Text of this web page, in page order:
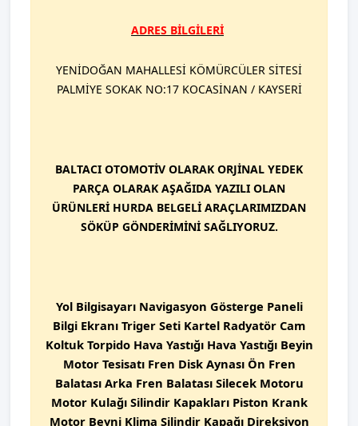
ADRES BİLGİLERİ
YENİDOĞAN MAHALLESİ KÖMÜRCÜLER SİTESİ
PALMİYE SOKAK NO:17 KOCASİNAN / KAYSERİ
BALTACI OTOMOTİV OLARAK ORJİNAL YEDEK
PARÇA OLARAK AŞAĞIDA YAZILI OLAN
ÜRÜNLERİ HURDA BELGELİ ARAÇLARIMIZDAN
SÖKÜP GÖNDERİMİNİ SAĞLIYORUZ.
Yol Bilgisayarı Navigasyon Gösterge Paneli
Bilgi Ekranı Triger Seti Kartel Radyatör Cam
Koltuk Torpido Hava Yastığı Hava Yastığı Beyin
Motor Tesisatı Fren Disk Aynası Ön Fren
Balatası Arka Fren Balatası Silecek Motoru
Motor Kulağı Silindir Kapakları Piston Krank
Motor Beyni Klima Silindir Kapağı Direksiyon